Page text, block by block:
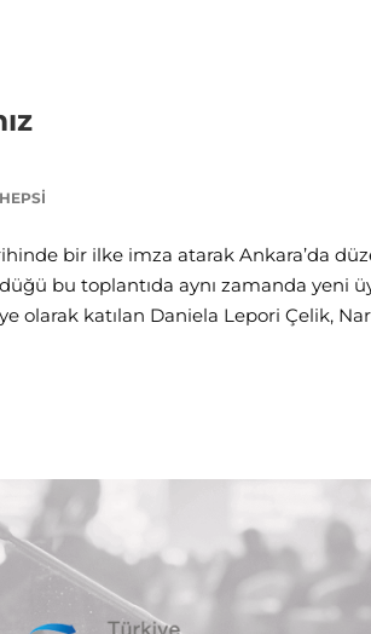
HEPSI
bir ilke imza atarak Ankara’da
bu toplantıda aynı zamanda yeni
olarak katılan Daniela Lepori Çelik,